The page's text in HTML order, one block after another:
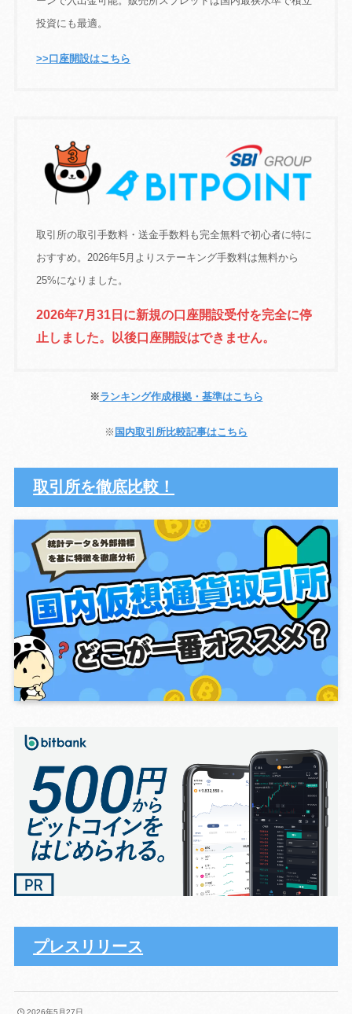
投資にも最適。
>>口座開設はこちら
取引所の取引手数料・送金手数料も完全無料で初心者に特に
おすすめ。2026年5月よりステーキング手数料は無料から
25%になりました。
2026年7月31日に新規の口座開設受付を完全に停
止しました。以後口座開設はできません。
※ランキング作成根拠・基準はこちら
※ 国内取引所比較記事はこちら
取引所を徹底比較！
プレスリリース
2026年5月27日